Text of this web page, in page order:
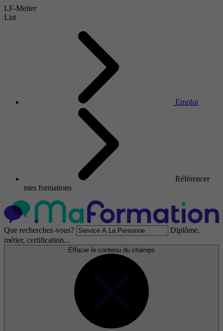
LF-Metier
List
Emploi
Référencer
mes formations
Que recherchez-vous?
Diplôme,
métier, certification...
Effacer le contenu du champs